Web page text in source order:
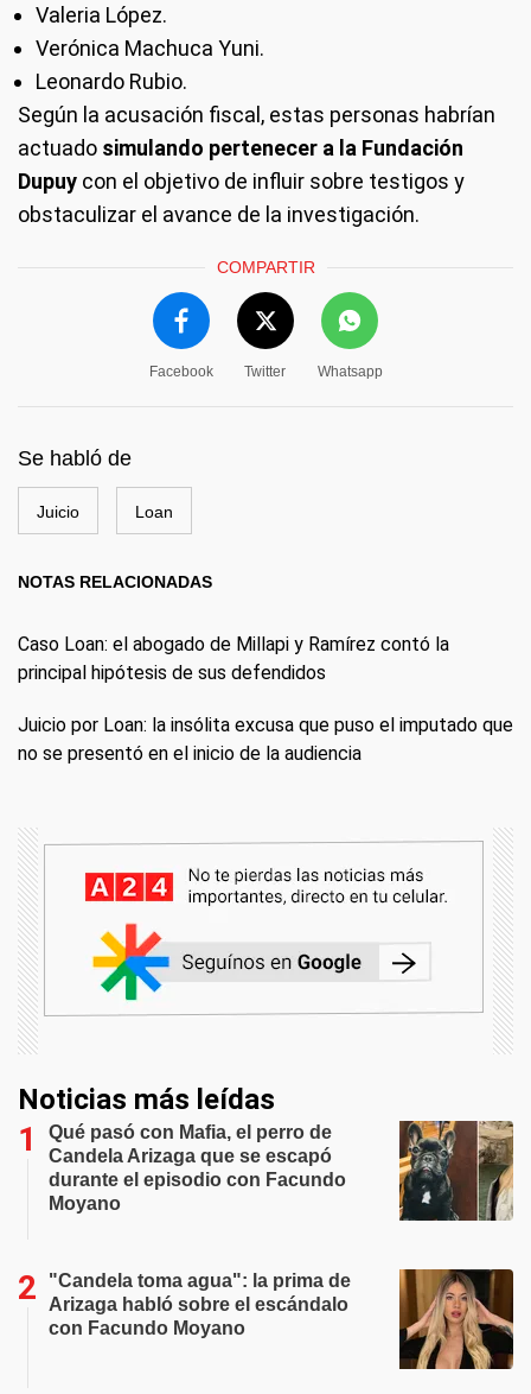
Valeria López.
Verónica Machuca Yuni.
Leonardo Rubio.
Según la acusación fiscal, estas personas habrían
actuado simulando pertenecer a la Fundación
Dupuy con el objetivo de influir sobre testigos y
obstaculizar el avance de la investigación.
COMPARTIR
Facebook Twitter Whatsapp
Se habló de
Juicio Loan
NOTAS RELACIONADAS
Caso Loan: el abogado de Millapi y Ramírez contó la
principal hipótesis de sus defendidos
Juicio por Loan: la insólita excusa que puso el imputado que
no se presentó en el inicio de la audiencia
Noticias más leídas
Qué pasó con Mafia, el perro de
Candela Arizaga que se escapó
durante el episodio con Facundo
Moyano
"Candela toma agua": la prima de
Arizaga habló sobre el escándalo
con Facundo Moyano